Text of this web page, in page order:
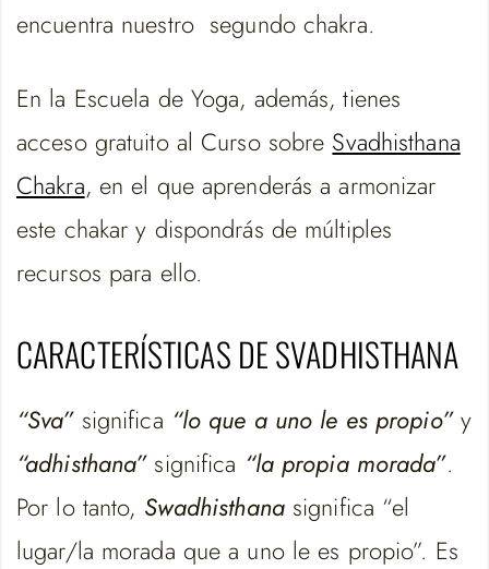
encuentra nuestro segundo chakra.
En la Escuela de Yoga, además, tienes
acceso gratuito al Curso sobre Svadhisthana
Chakra, en el que aprenderás a armonizar
este chakar y dispondrás de múltiples
recursos para ello.
CARACTERÍSTICAS DE SVADHISTHANA
“Sva”significa “lo que a uno le es propio”y
“adhisthana”significa “la propia morada”.
Por lo tanto, Swadhisthanasignifica “el
lugar/la morada que a uno le es propio”. Es